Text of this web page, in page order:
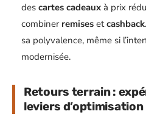
des cartes cadeaux à prix
combiner remises etcashback
sa polyvalence, même si
modernisée.
Retours terrain :
leviers d’optimisation